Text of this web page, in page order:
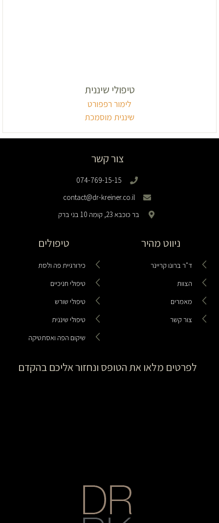
טיפולי שיננית
לימור רפפורט
שיננית מוסמכת
צור קשר
074-769-15-15
contact@dr-kreiner.co.il
בר כוכבא 23, קומה 10 בני ברק
ניווט מהיר
ד"ר ברונו קריינר
הצוות
מאמרים
צור קשר
טיפולים
כירורגיית פה ולסת
טיפולי חניכיים
טיפולי שורש
טיפולי שיננית
שיקום הפה ואסתטיקה
לפרטים מלאו את הטופס ונחזור אליכם בהקדם